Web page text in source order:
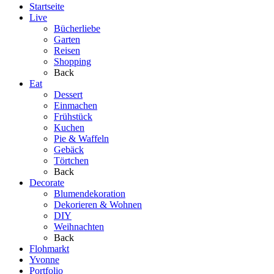
Startseite
Live
Bücherliebe
Garten
Reisen
Shopping
Back
Eat
Dessert
Einmachen
Frühstück
Kuchen
Pie & Waffeln
Gebäck
Törtchen
Back
Decorate
Blumendekoration
Dekorieren & Wohnen
DIY
Weihnachten
Back
Flohmarkt
Yvonne
Portfolio